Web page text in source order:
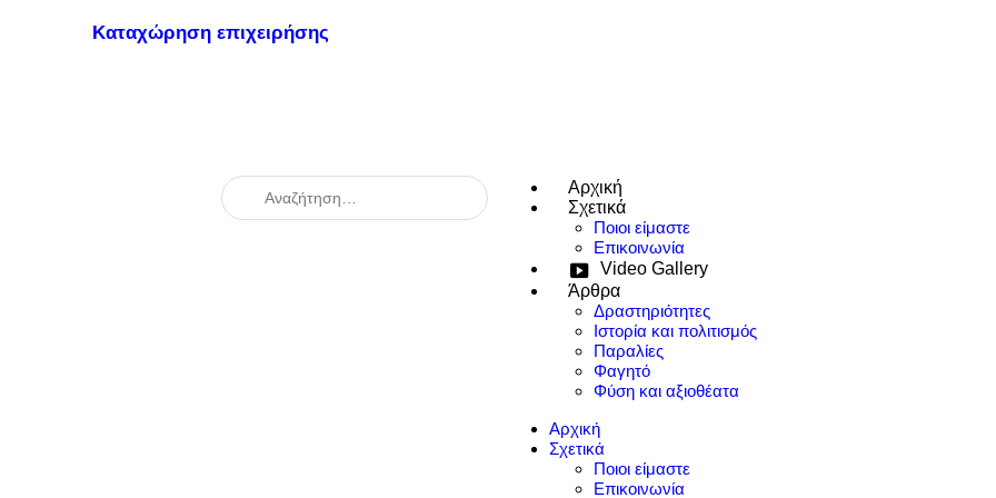
Καταχώρηση επιχειρήσης
When autocomplete results are available use up and down arrows to review and enter to go to the desired
Αρχική
Σχετικά
Ποιοι είμαστε
Επικοινωνία
Video Gallery
Άρθρα
Δραστηριότητες
Ιστορία και πολιτισμός
Παραλίες
Φαγητό
Φύση και αξιοθέατα
Αρχική
Σχετικά
Ποιοι είμαστε
Επικοινωνία